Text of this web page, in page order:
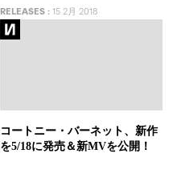
RELEASES:15 2月 2018
コートニー・バーネット、新作
を5/18に発売＆新MVを公開！